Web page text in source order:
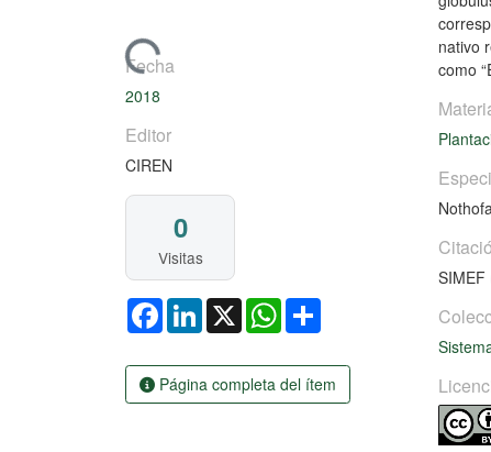
Cargando...
Fecha
2018
Editor
CIREN
0
Visitas
FacebookLinkedIn
X WhatsApp
Página completa del ítem
nativo
como
SIMEF